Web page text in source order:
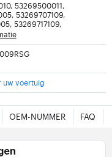
53269500011,
53269707109,
53269717109,
uw voertuig
OEM-NUMMER FAQ